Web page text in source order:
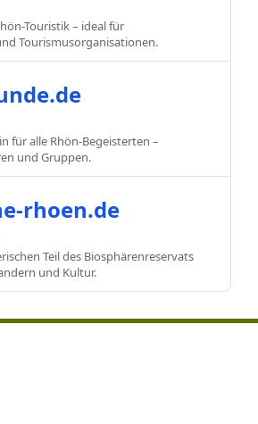
Touristik – ideal für
Tourismusorganisationen.
für alle Rhön-Begeisterten –
und Gruppen.
rhoen.de
Teil des Biosphärenreservats
und Kultur.